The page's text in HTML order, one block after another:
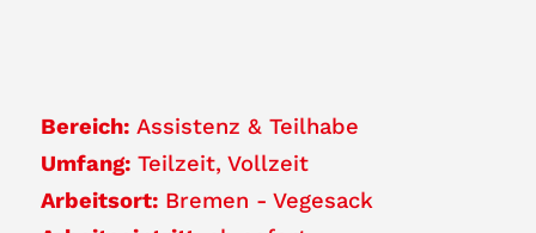
Bereich: Assistenz & Teilhabe
Umfang: Teilzeit Vollzeit
Arbeitsort: Bremen - Vegesack